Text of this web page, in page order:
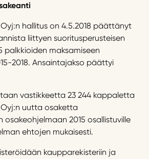
hallitus on 4.5.2018 päättänyt
liittyen suoritusperusteisen
palkkioiden maksamiseen
2018. Ansaintajakso päättyi
vastikkeetta 23 244 kappaletta
uutta osaketta
osakeohjelmaan 2015 osallistuville
ehtojen mukaisesti.
kaupparekisteriin ja